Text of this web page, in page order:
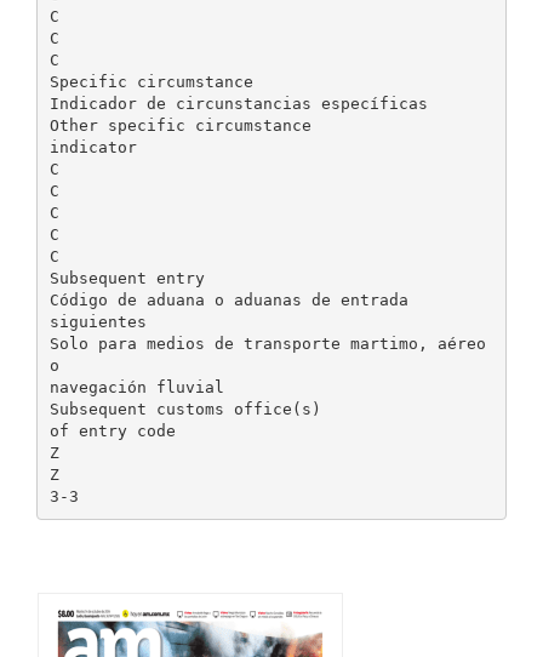
C
C
C
Specific circumstance
Indicador de circunstancias específicas
Other specific circumstance
indicator
C
C
C
C
C
Subsequent entry
Código de aduana o aduanas de entrada
siguientes
Solo para medios de transporte martimo, aéreo
o
navegación fluvial
Subsequent customs office(s)
of entry code
Z
Z